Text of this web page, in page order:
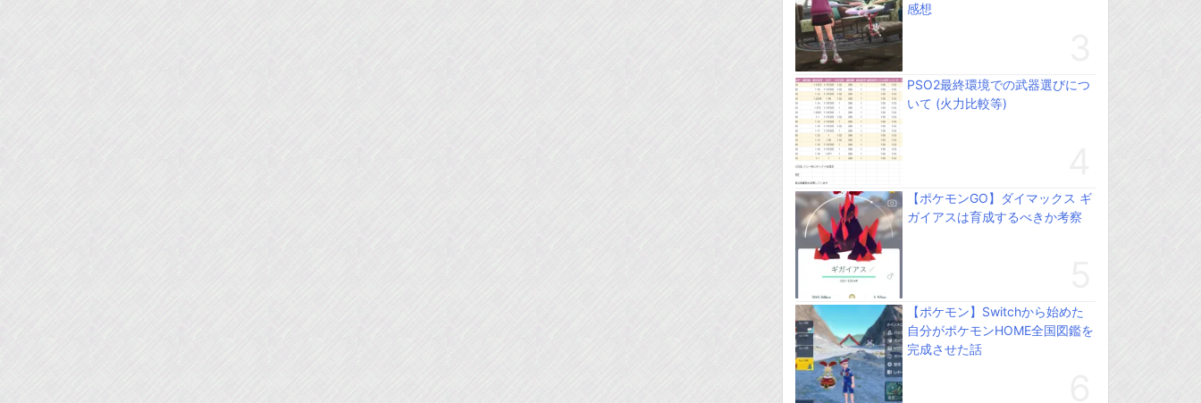
感想
PSO2最終環境での武器選びにつ
いて (火力比較等)
【ポケモンGO】ダイマックス ギ
ガイアスは育成するべきか考察
【ポケモン】Switchから始めた
自分がポケモンHOME全国図鑑を
完成させた話